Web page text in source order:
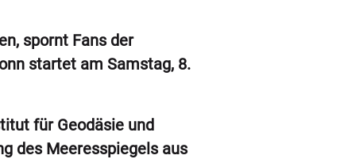
spornt Fans der
startet am Samstag, 8.
für Geodäsie und
des Meeresspiegels aus